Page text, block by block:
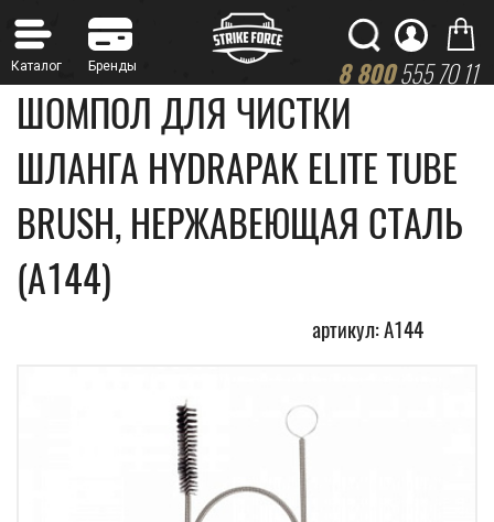
8 800555 70 11
ШОМПОЛ ДЛЯ ЧИСТКИ
ШЛАНГА HYDRAPAK ELITE TUBE
BRUSH, НЕРЖАВЕЮЩАЯ СТАЛЬ
(A144)
артикул: A144